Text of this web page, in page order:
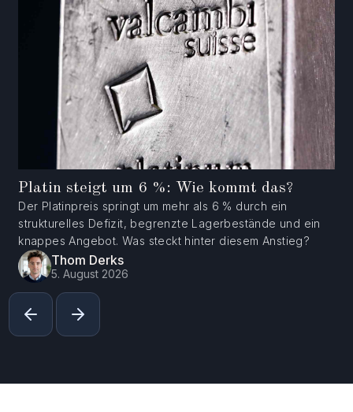
Platin steigt um 6 %: Wie kommt das?
Der Platinpreis springt um mehr als 6 % durch ein
strukturelles Defizit, begrenzte Lagerbestände und ein
knappes Angebot. Was steckt hinter diesem Anstieg?
Thom Derks
5. August 2026